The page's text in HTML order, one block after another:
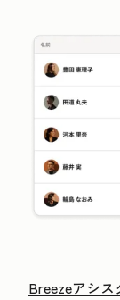
Breezeアシス